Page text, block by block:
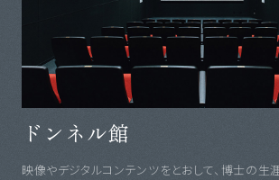
ドンネル館
映像やデジタルコンテンツをとおして、博士の